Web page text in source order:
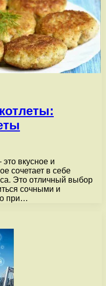
вкусное и
сочетает в себе
Это отличный выбор
сочными и
при…